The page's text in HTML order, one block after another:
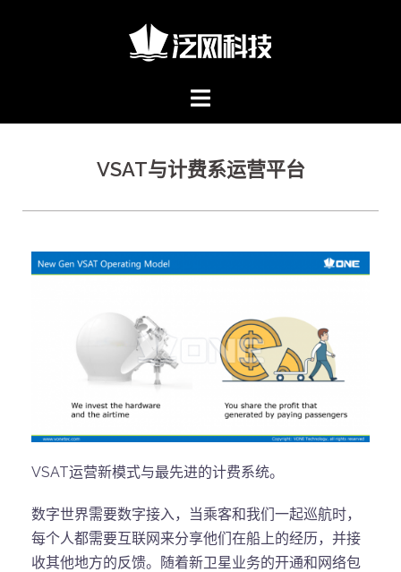
VSAT与计费系运营平台
VSAT运营新模式与最先进的计费系统。
数字世界需要数字接入，当乘客和我们一起巡航时，
每个人都需要互联网来分享他们在船上的经历，并接
收其他地方的反馈。随着新卫星业务的开通和网络包